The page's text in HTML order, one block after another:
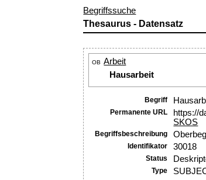
Begriffssuche
Thesaurus - Datensatz
OB Arbeit
Hausarbeit
Begriff
Permanente URL
https://
SKOS
Begriffsbeschreibung
Identifikator 30018
Status
Type